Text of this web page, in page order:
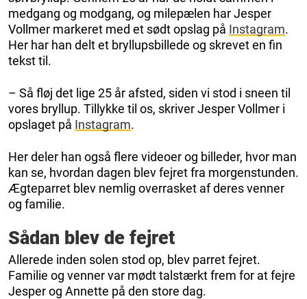
medgang og modgang, og milepælen har Jesper
Vollmer markeret med et sødt opslag på Instagram.
Her har han delt et bryllupsbillede og skrevet en fin
tekst til.
– Så fløj det lige 25 år afsted, siden vi stod i sneen til
vores bryllup. Tillykke til os, skriver Jesper Vollmer i
opslaget på Instagram.
Her deler han også flere videoer og billeder, hvor man
kan se, hvordan dagen blev fejret fra morgenstunden.
Ægteparret blev nemlig overrasket af deres venner
og familie.
Sådan blev de fejret
Allerede inden solen stod op, blev parret fejret.
Familie og venner var mødt talstærkt frem for at fejre
Jesper og Annette på den store dag.